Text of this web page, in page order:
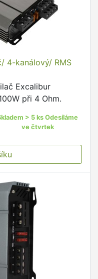
4-kanálový/ RMS
Excalibur
při 4 Ohm.
> 5 ks Odesíláme
ve čtvrtek